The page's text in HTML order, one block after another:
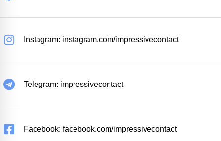
Instagram: instagram.com/impressivecontact
Telegram: impressivecontact
Facebook: facebook.com/impressivecontact